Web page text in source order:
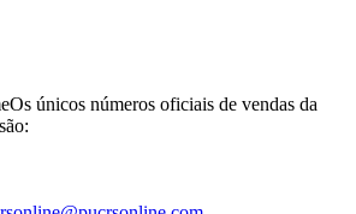
Os únicos números oficiais de vendas da